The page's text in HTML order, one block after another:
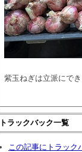
紫玉ねぎは立派にで
トラックバック一覧
この記事にトラック